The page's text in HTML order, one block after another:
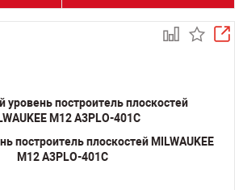
построитель плоскостей MILWAUKEE
M12 A3PLO-401C